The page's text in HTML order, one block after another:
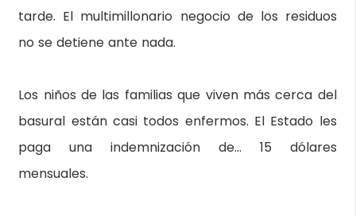
tarde. El multimillonario negocio de los residuos
no se detiene ante nada.
Los niños de las familias que viven más cerca del
basural están casi todos enfermos. El Estado les
paga una indemnización de… 15 dólares
mensuales.